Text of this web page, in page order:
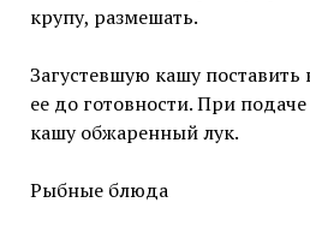
крупу, размешать.
Загустевшую кашу поставить
ее до готовности. При
кашу обжаренный лук.
Рыбные блюда